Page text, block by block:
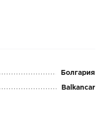
Болгария
Balkancar